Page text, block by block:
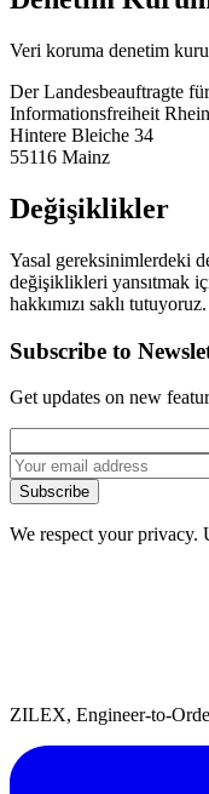
Veri koruma denetim
Der Landesbeauftragte
Informationsfreiheit
Hintere Bleiche 34
55116 Mainz
Değişiklikler
Yasal gereksinimlerdeki
değişiklikleri yansıtmak
hakkımızı saklı tutuyoruz.
Subscribe to
Get updates on new
Subscribe
We respect your privacy.
ZILEX, Engineer-to-